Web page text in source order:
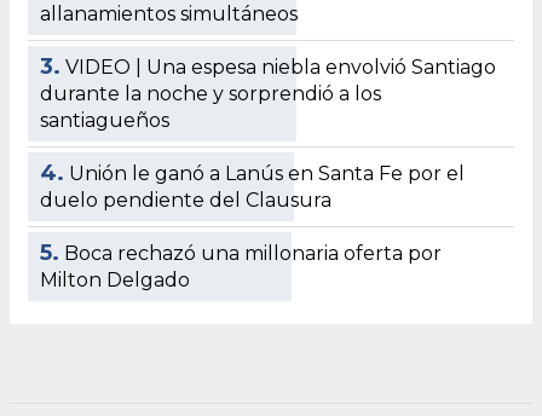
allanamientos simultáneos
3. VIDEO | Una espesa niebla envolvió Santiago
durante la noche y sorprendió a los
santiagueños
4. Unión le ganó a Lanús en Santa Fe por el
duelo pendiente del Clausura
5. Boca rechazó una millonaria oferta por
Milton Delgado